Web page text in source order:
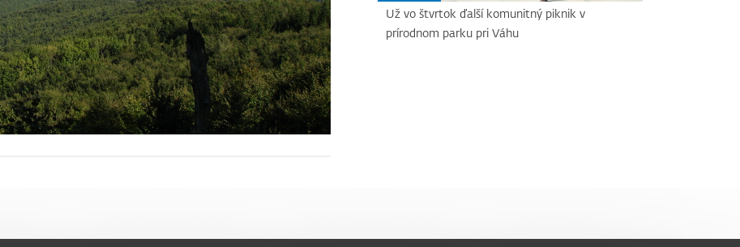
Už vo štvrtok ďalší komunitný piknik v
prírodnom parku pri Váhu